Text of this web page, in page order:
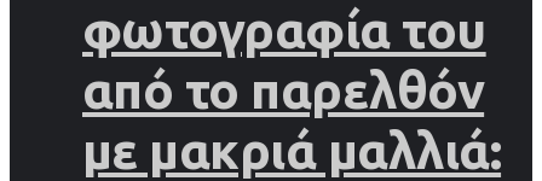
φωτογραφία του
από το παρελθόν
με μακριά μαλλιά: